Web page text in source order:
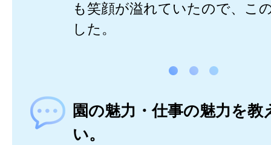
も笑顔が溢れていたので、こ
した。
園の魅力・仕事の魅力を教
い。